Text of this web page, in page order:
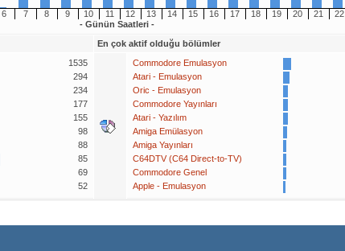
6 7 8 9 10 11 12 13 14 15 16 17 18 19 20 21 22
- Günün Saatleri -
En çok aktif olduğu bölümler
1535
294
234
177
155
98
88
85
69
52
Commodore Emulasyon
Atari - Emulasyon
Oric - Emulasyon
Commodore Yayınları
Atari - Yazılım
Amiga Emülasyon
Amiga Yayınları
C64DTV (C64 Direct-to-TV)
Commodore Genel
Apple - Emulasyon